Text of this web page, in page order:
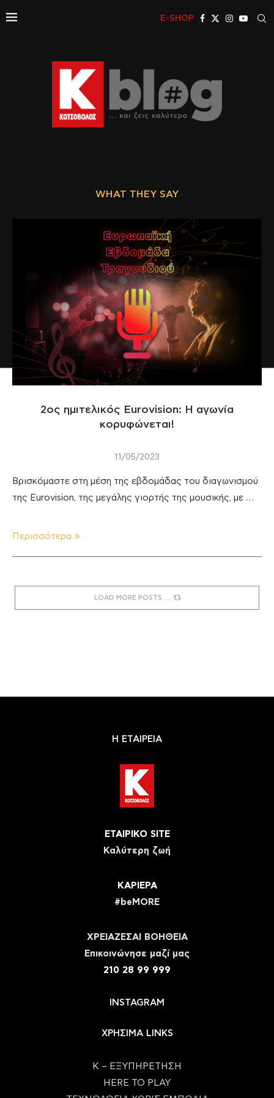
E-SHOP
WHAT THEY SAY
2oς ημιτελικός Eurovision: H αγωνία
κορυφώνεται!
11/05/2023
Βρισκόμαστε στη μέση της εβδομάδας του διαγωνισμού
της Eurovision, της μεγάλης γιορτής της μουσικής, με …
Περισσότερα
LOAD MORE POSTS
Η ΕΤΑΙΡΕΙΑ
ΕΤΑΙΡΙΚΟ SITE
Καλύτερη ζωή
ΚΑΡΙΕΡΑ
#beMORE
ΧΡΕΙΑΖΕΣΑΙ ΒΟΗΘΕΙΑ
Eπικοινώνησε μαζί μας
210 28 99 999
INSTAGRAM
ΧΡΗΣΙΜΑ LINKS
Κ – ΕΞΥΠΗΡΕΤΗΣΗ
HERE TO PLAY